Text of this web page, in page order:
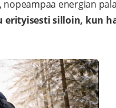
energian
erityisesti silloin, kun